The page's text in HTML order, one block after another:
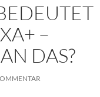
–
DAS?